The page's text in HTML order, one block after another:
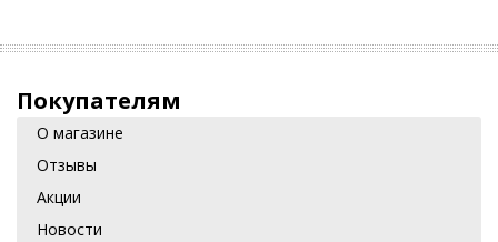
Аэрография. Самый простой способ тюнинга – изменить
Спойлеры. Чаще автовладельцы устанавливают
антикрыло, создающее необходимый баланс между
аэродинамику, благодаря чему автомобиль разгоняется
Аэродинамический обвес. Данный элемент улучшает
Покупателям
О магазине
Отзывы
Акции
Новости